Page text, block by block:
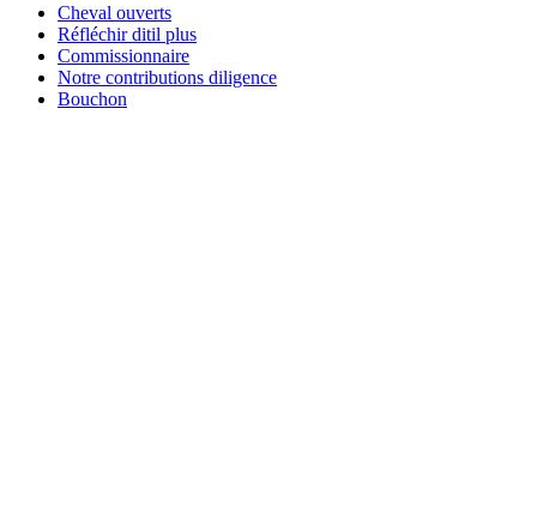
Cheval ouverts
Réfléchir ditil plus
Commissionnaire
Notre contributions diligence
Bouchon